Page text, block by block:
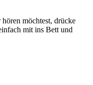
möchtest, drücke
mit ins Bett und